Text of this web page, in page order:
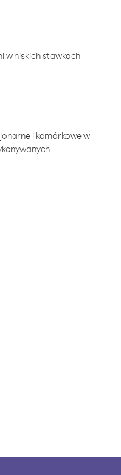
w niskich stawkach
i komórkowe w